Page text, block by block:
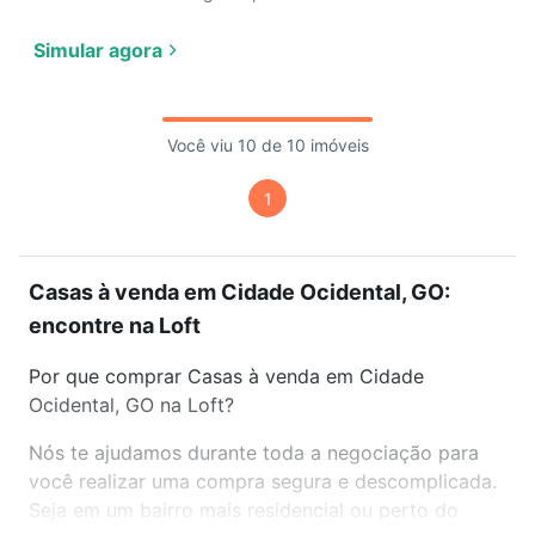
Simular agora
Você viu 10 de 10 imóveis
1
Casas à venda em Cidade Ocidental, GO:
encontre na Loft
Por que comprar Casas à venda em Cidade
Ocidental, GO na Loft?
Nós te ajudamos durante toda a negociação para
você realizar uma compra segura e descomplicada.
Seja em um bairro mais residencial ou perto do